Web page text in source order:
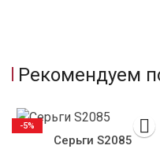
Рекомендуем
Серьги S2085
-5%